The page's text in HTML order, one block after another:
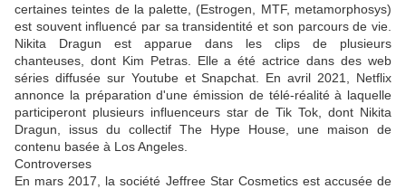
certaines teintes de la palette, (Estrogen, MTF, metamorphosys)
est souvent influencé par sa transidentité et son parcours de vie.
Nikita Dragun est apparue dans les clips de plusieurs
chanteuses, dont Kim Petras. Elle a été actrice dans des web
séries diffusée sur Youtube et Snapchat. En avril 2021, Netflix
annonce la préparation d'une émission de télé-réalité à laquelle
participeront plusieurs influenceurs star de Tik Tok, dont Nikita
Dragun, issus du collectif The Hype House, une maison de
contenu basée à Los Angeles.
Controverses
En mars 2017, la société Jeffree Star Cosmetics est accusée de